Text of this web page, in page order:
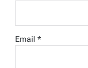
Email *